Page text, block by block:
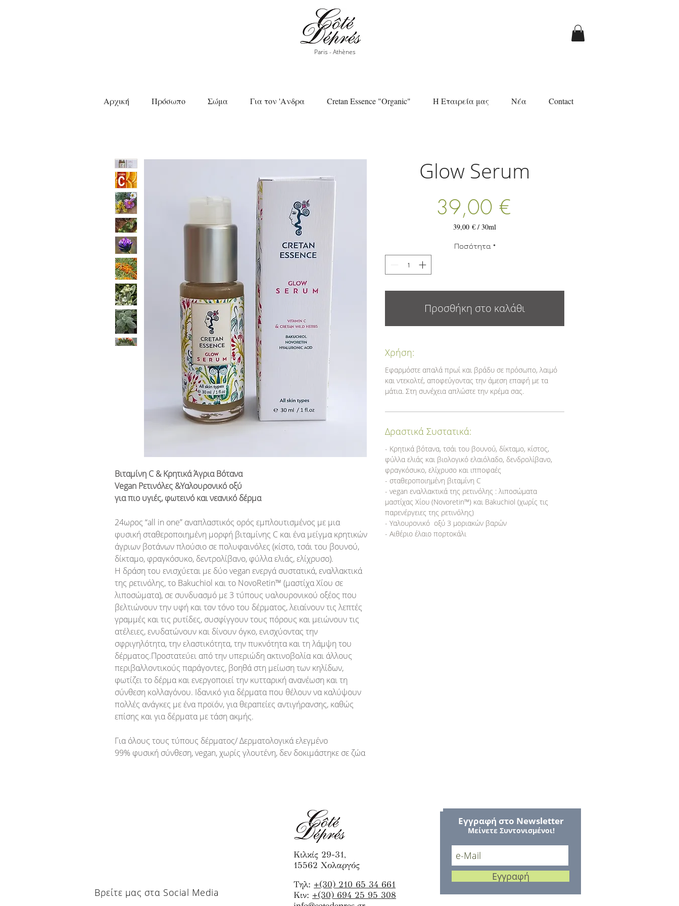
Paris - Athènes
Αρχική Πρόσωπο Σώμα Για τον 'Ανδρα Cretan Essence "Organic" Η Εταιρεία μας Νέα Contact
Βιταμίνη C & Κρητικά Άγρια Βότανα
Vegan Ρετινόλες &Υαλουρονικό οξύ
για πιο υγιές, φωτεινό και νεανικό δέρμα
24ωρος “all in one” αναπλαστικός ορός εμπλουτισμένος με μια
φυσική σταθεροποιημένη μορφή βιταμίνης C και ένα μείγμα κρητικών
άγριων βοτάνων πλούσιο σε πολυφαινόλες (κίστο, τσάι του βουνού,
δίκταμο, φραγκόσυκο, δεντρολίβανο, φύλλα ελιάς, ελίχρυσο).
Η δράση του ενισχύεται με δύο vegan ενεργά συστατικά, εναλλακτικά
της ρετινόλης, το Bakuchiol και το NovoRetin™ (μαστίχα Χίου σε
λιποσώματα), σε συνδυασμό με 3 τύπους υαλουρονικού οξέος που
βελτιώνουν την υφή και τον τόνο του δέρματος, λειαίνουν τις λεπτές
γραμμές και τις ρυτίδες, συσφίγγουν τους πόρους και μειώνουν τις
ατέλειες, ενυδατώνουν και δίνουν όγκο, ενισχύοντας την
σφριγηλότητα, την ελαστικότητα, την πυκνότητα και τη λάμψη του
δέρματος.Προστατεύει από την υπεριώδη ακτινοβολία και άλλους
περιβαλλοντικούς παράγοντες, βοηθά στη μείωση των κηλίδων,
φωτίζει το δέρμα και ενεργοποιεί την κυτταρική ανανέωση και τη
σύνθεση κολλαγόνου. Ιδανικό για δέρματα που θέλουν να καλύψουν
πολλές ανάγκες με ένα προϊόν, για θεραπείες αντιγήρανσης, καθώς
επίσης και για δέρματα με τάση ακμής.
Για όλους τους τύπους δέρματος/ Δερματολογικά ελεγμένο
99% φυσική σύνθεση, vegan, χωρίς γλουτένη, δεν δοκιμάστηκε σε ζώα
Glow Serum
39,00 €
39,00 € / 30ml
ανά
Ποσότητα *
Προσθήκη στο καλάθι
Χρήση:
Εφαρμόστε απαλά πρωί και βράδυ σε πρόσωπο, λαιμό
και ντεκολτέ, αποφεύγοντας την άμεση επαφή με τα
μάτια. Στη συνέχεια απλώστε την κρέμα σας.
Δραστικά Συστατικά:
- Κρητικά βότανα, τσάι του βουνού, δίκταμο, κίστος,
φύλλα ελιάς και βιολογικό ελαιόλαδο, δενδρολίβανο,
φραγκόσυκο, ελίχρυσο και ιπποφαές
- σταθεροποιημένη βιταμίνη C
- vegan εναλλακτικά της ρετινόλης : λιποσώματα
μαστίχας Χίου (Novoretin™) και Bakuchiol (χωρίς τις
παρενέργειες της ρετινόλης)
- Υαλουρονικό οξύ 3 μοριακών βαρών
- Αιθέριο έλαιο πορτοκάλι
Βρείτε μας στα Social Media
Κιλκίς 29-31,
15562 Χολαργός
Τηλ: +(30) 210 65 34 661
Κιν: +(30) 694 25 95 308
Εγγραφή στο Νewsletter
Μείνετε Συντονισμένοι!
Εγγραφή